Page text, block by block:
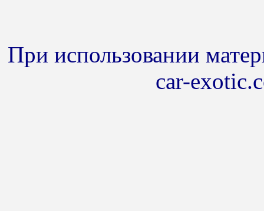
При использовании
car-